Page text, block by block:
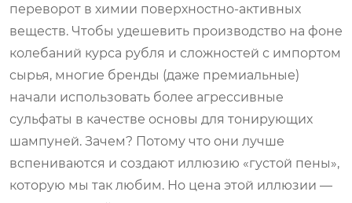
переворот в химии поверхностно-активных
веществ. Чтобы удешевить производство на фоне
колебаний курса рубля и сложностей с импортом
сырья, многие бренды (даже премиальные)
начали использовать более агрессивные
сульфаты в качестве основы для тонирующих
шампуней. Зачем? Потому что они лучше
вспениваются и создают иллюзию «густой пены»,
которую мы так любим. Но цена этой иллюзии —